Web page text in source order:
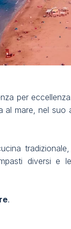
per
al mare, nel suo
diversi e
.